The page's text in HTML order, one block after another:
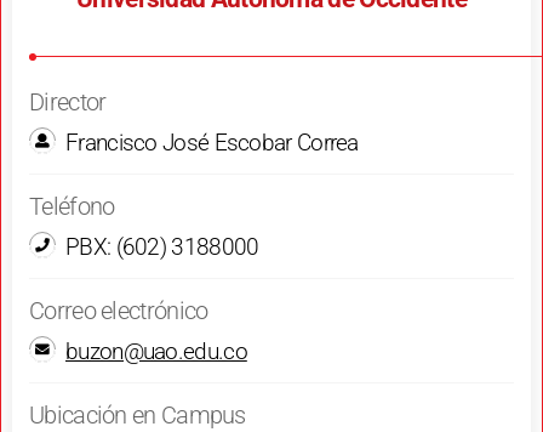
Director
Francisco José Escobar Correa
Teléfono
PBX: (602) 3188000
Correo electrónico
buzon@uao.edu.co
Ubicación en Campus